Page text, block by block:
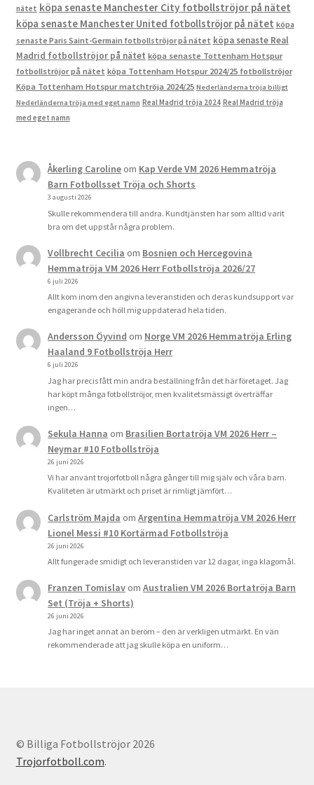
nätet köpa senaste Manchester City fotbollströjor på nätet
köpa senaste Manchester United fotbollströjor på nätet köpa
senaste Paris Saint-Germain fotbollströjor på nätet köpa senaste Real
Madrid fotbollströjor på nätet köpa senaste Tottenham Hotspur
fotbollströjor på nätet köpa Tottenham Hotspur 2024/25 fotbollströjor
Köpa Tottenham Hotspur matchtröja 2024/25 Nederländerna tröja billigt
Nederländerna tröja med eget namn Real Madrid tröja 2024 Real Madrid tröja
med eget namn
Åkerling Carolineom Kap Verde VM 2026 Hemmatröja
Barn Fotbollsset Tröja och Shorts
3 augusti 2026
Skulle rekommendera till andra. Kundtjänsten har som alltid varit
bra om det uppstår några problem.
Vollbrecht Cecilia om Bosnien och Hercegovina
Hemmatröja VM 2026 Herr Fotbollströja 2026/27
6 juli 2026
Allt kom inom den angivna leveranstiden och deras kundsupport var
engagerande och höll mig uppdaterad hela tiden.
Andersson Öyvind om Norge VM 2026 Hemmatröja Erling
Haaland 9 Fotbollströja Herr
6 juli 2026
Jag har precis fått min andra beställning från det här företaget. Jag
har köpt många fotbollströjor, men kvalitetsmässigt överträffar
ingen…
Sekula Hanna om Brasilien Bortatröja VM 2026 Herr –
Neymar #10 Fotbollströja
26 juni 2026
Vi har använt trojorfotboll några gånger till mig själv och våra barn.
Kvaliteten är utmärkt och priset är rimligt jämfört…
Carlström Majda omArgentina Hemmatröja VM 2026 Herr
Lionel Messi #10 Kortärmad Fotbollströja
26 juni 2026
Allt fungerade smidigt och leveranstiden var 12 dagar, inga klagomål.
Franzen TomislavomAustralien VM 2026 Bortatröja Barn
Set (Tröja + Shorts)
26 juni 2026
Jag har inget annat än beröm – den är verkligen utmärkt. En vän
rekommenderade att jag skulle köpa en uniform…
© Billiga Fotbollströjor 2026
Trojorfotboll.com.